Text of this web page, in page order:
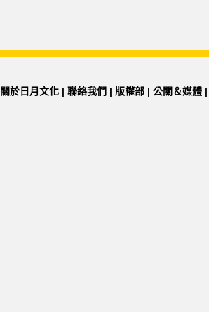
關於日月文化 | 聯絡我們 | 版權部 | 公關＆媒體 |